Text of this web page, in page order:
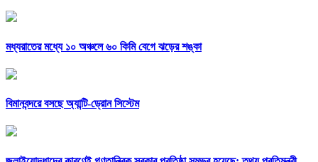
মধ্যরাতের মধ্যে ১০ অঞ্চলে ৬০ কিমি বেগে ঝড়ের শঙ্কা
বিমানবন্দরে বসছে অ্যান্টি-ড্রোন সিস্টেম